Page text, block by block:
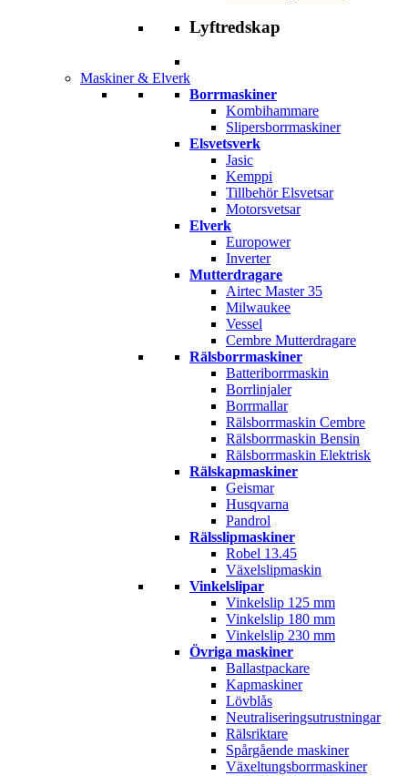
Lyftredskap
Maskiner & Elverk
Borrmaskiner
Kombihammare
Slipersborrmaskiner
Elsvetsverk
Jasic
Kemppi
Tillbehör Elsvetsar
Motorsvetsar
Elverk
Europower
Inverter
Mutterdragare
Airtec Master 35
Milwaukee
Vessel
Cembre Mutterdragare
Rälsborrmaskiner
Batteriborrmaskin
Borrlinjaler
Borrmallar
Rälsborrmaskin Cembre
Rälsborrmaskin Bensin
Rälsborrmaskin Elektrisk
Rälskapmaskiner
Geismar
Husqvarna
Pandrol
Rälsslipmaskiner
Robel 13.45
Växelslipmaskin
Vinkelslipar
Vinkelslip 125 mm
Vinkelslip 180 mm
Vinkelslip 230 mm
Övriga maskiner
Ballastpackare
Kapmaskiner
Lövblås
Neutraliseringsutrustningar
Rälsriktare
Spårgående maskiner
Växeltungsborrmaskiner